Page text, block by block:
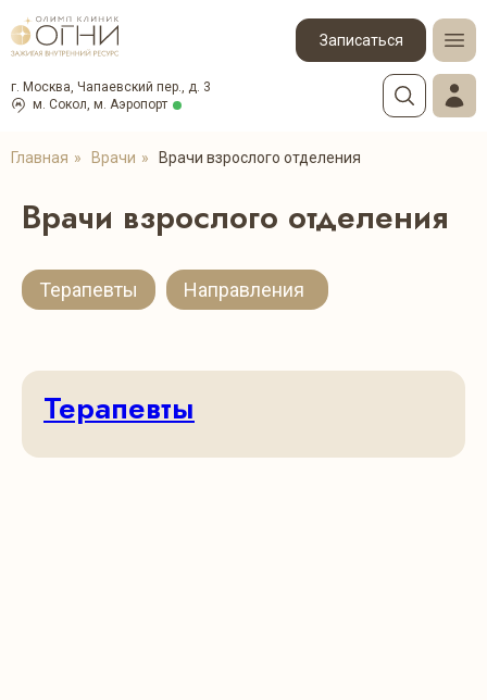
Записаться
м. Сокол, м. Аэропорт
г. Москва, Чапаевский пер., д. 3
Главная » Врачи » Врачи взрослого отделения
Врачи взрослого отделения
Терапевты Направления
Терапевты